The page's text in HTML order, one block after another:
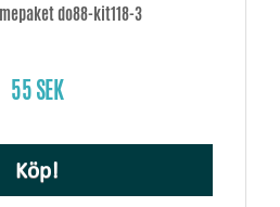
do88-kit118-3
55 SEK
Köp!